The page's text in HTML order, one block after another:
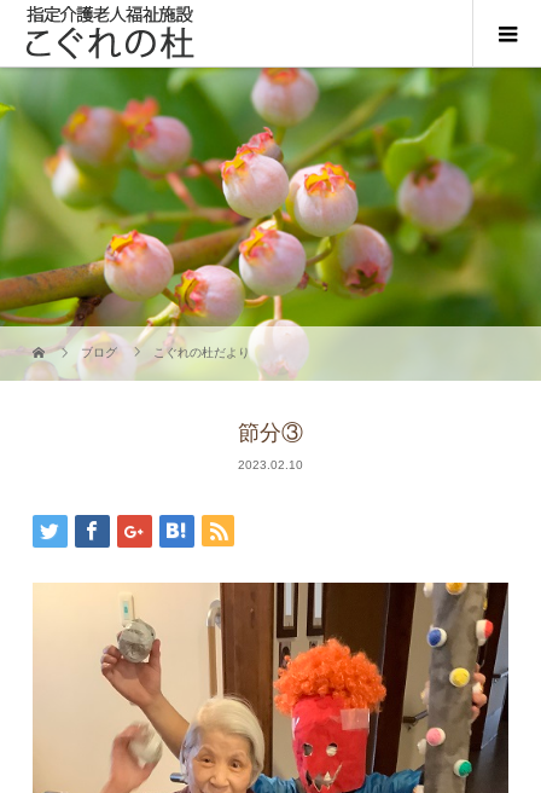
ブログ こぐれの杜だより
節分③
2023.02.10